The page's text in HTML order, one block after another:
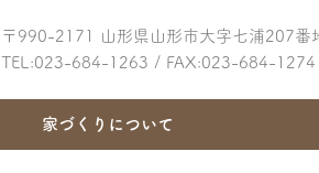
〒990-2171 山形県山形市大字七浦207番
TEL:023-684-1263 / FAX:023-684-1274
家づくりについて